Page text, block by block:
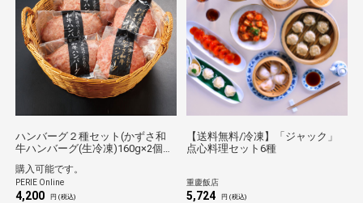
ハンバーグ２種セット(かずさ和
牛ハンバーグ(生冷凍)160g×2個
個)【KWHH-23】
購入可能です。
PERIE Online
4,200 円 (税込)
【送料無料/冷凍】「ジャック」
点心料理セット6種
重慶飯店
5,724 円 (税込)